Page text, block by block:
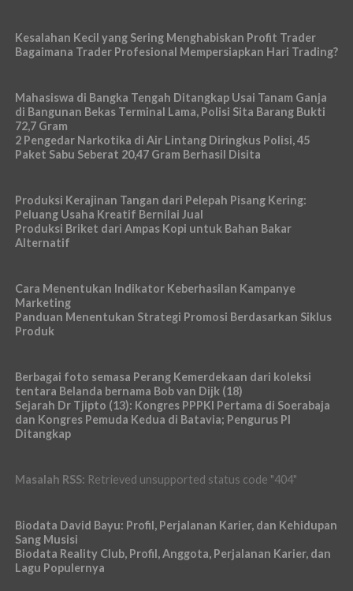
Kesalahan Kecil yang Sering Menghabiskan Profit Trader
Bagaimana Trader Profesional Mempersiapkan Hari Trading?
Mahasiswa di Bangka Tengah Ditangkap Usai Tanam Ganja
di Bangunan Bekas Terminal Lama, Polisi Sita Barang Bukti
72,7 Gram
2 Pengedar Narkotika di Air Lintang Diringkus Polisi, 45
Paket Sabu Seberat 20,47 Gram Berhasil Disita
Produksi Kerajinan Tangan dari Pelepah Pisang Kering:
Peluang Usaha Kreatif Bernilai Jual
Produksi Briket dari Ampas Kopi untuk Bahan Bakar
Alternatif
Cara Menentukan Indikator Keberhasilan Kampanye
Marketing
Panduan Menentukan Strategi Promosi Berdasarkan Siklus
Produk
Berbagai foto semasa Perang Kemerdekaan dari koleksi
tentara Belanda bernama Bob van Dijk (18)
Sejarah Dr Tjipto (13): Kongres PPPKI Pertama di Soerabaja
dan Kongres Pemuda Kedua di Batavia; Pengurus PI
Ditangkap
Masalah RSS: Retrieved unsupported status code "404"
Biodata David Bayu: Profil, Perjalanan Karier, dan Kehidupan
Sang Musisi
Biodata Reality Club, Profil, Anggota, Perjalanan Karier, dan
Lagu Populernya